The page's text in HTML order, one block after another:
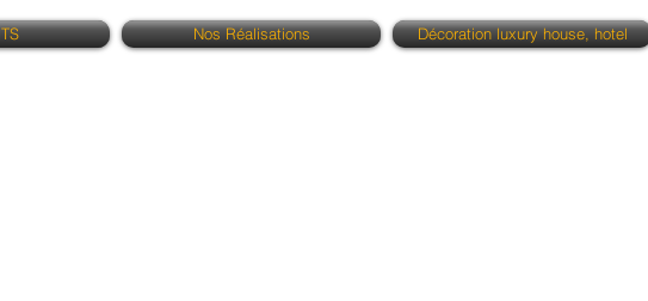
Nos Réalisations Décoration luxury house, hotel